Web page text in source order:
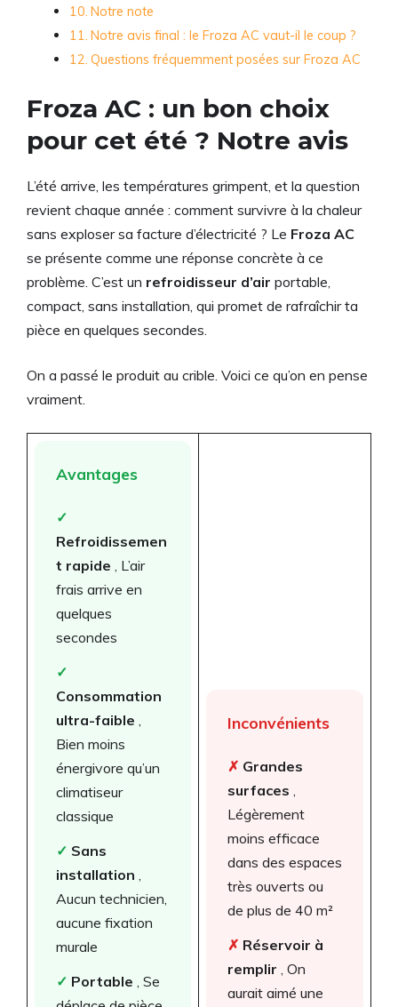
Notre note
Notre avis final : le Froza AC vaut-il le coup ?
Questions fréquemment posées sur Froza AC
Froza AC : un bon choix
pour cet été ? Notre avis
L’été arrive, les températures grimpent, et la question
revient chaque année : comment survivre à la chaleur
sans exploser sa facture d’électricité ? Le Froza AC
se présente comme une réponse concrète à ce
problème. C’est un refroidisseur d’air portable,
compact, sans installation, qui promet de rafraîchir ta
pièce en quelques secondes.
On a passé le produit au crible. Voici ce qu’on en pense
vraiment.
Avantages
✓
Refroidissemen
t rapide , L’air
frais arrive en
quelques
secondes
✓
Consommation
ultra-faible
Bien moins
énergivore qu’un
climatiseur
classique
✓ Sans
installation
Aucun technicien,
aucune fixation
murale
✓ Portable , Se
Inconvénients
✗ Grandes
surfaces
Légèrement
moins efficace
dans des espaces
très ouverts ou
de plus de 40 m²
✗ Réservoir à
remplir , On
aurait aimé une